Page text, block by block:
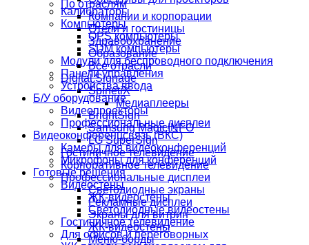
По отраслям
Компании и корпорации
Отели и гостиницы
Здравоохранение
Образование
Все отрасли
Digital Signage
SpinetiX
Медиаплееры
BrightSign
Samsung MagicINFO
LG SuperSign
Гостиничное телевидение
Корпоративное телевидение
Профессиональные дисплеи
Светодиодные экраны
Рекламные дисплеи
Экраны для витрин
ЖК-видеостены
Меню-борды
Калибраторы
Компьютеры
OPS компьютеры
SDM компьютеры
Модули для беспроводного подключения
Панели управления
Устройства ввода
Б/У оборудование
Видеопроекторы
Профессиональные дисплеи
Видеоконференцсвязь (ВКС)
Камеры для видеоконференций
Микрофоны для конференций
Готовые решения
Видеостены
ЖК-видеостены
Светодиодные видеостены
Гостиничное телевидение
Для офисов и переговорных